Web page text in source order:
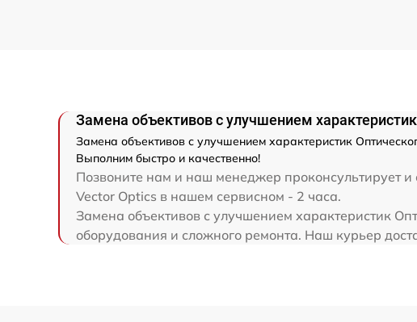
Замена объективов с улучшением
Замена объективов с улучшением характеристик
Выполним быстро и качественно!
Позвоните нам и наш менеджер проконсультирует и
Vector Optics в нашем сервисном - 2 часа.
Замена объективов с улучшением характеристик
оборудования и сложного ремонта. Наш курьер